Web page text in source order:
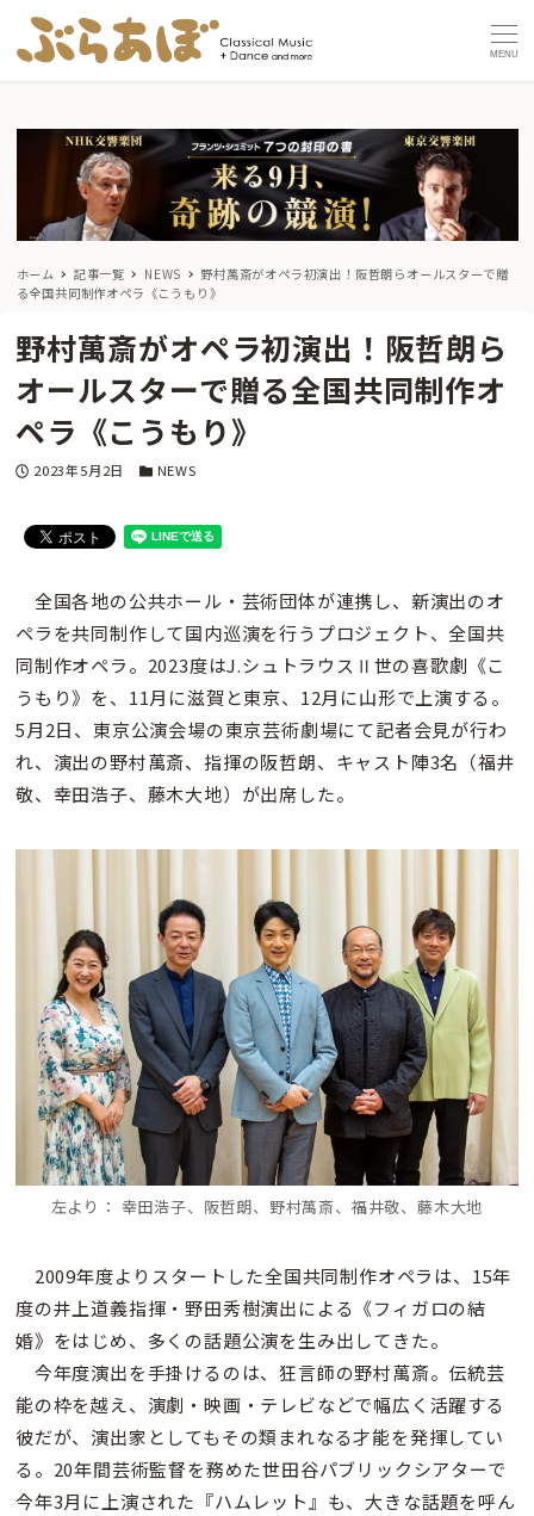
MENU
ホーム 記事一覧 NEWS
野村萬斎がオペラ初演出！阪哲朗らオールスターで贈
る全国共同制作オペラ《こうもり》
野村萬斎がオペラ初演出！阪哲朗ら
オールスターで贈る全国共同制作オ
ペラ《こうもり》
投稿日
2023年5月2日 カテゴリー
NEWS
全国各地の公共ホール・芸術団体が連携し、新演出のオ
ペラを共同制作して国内巡演を行うプロジェクト、全国共
同制作オペラ。2023度はJ.シュトラウスⅡ世の喜歌劇《こ
うもり》を、11月に滋賀と東京、12月に山形で上演する。
5月2日、東京公演会場の東京芸術劇場にて記者会見が行わ
れ、演出の野村萬斎、指揮の阪哲朗、キャスト陣3名（福井
敬、幸田浩子、藤木大地）が出席した。
左より： 幸田浩子、阪哲朗、野村萬斎、福井敬、藤木大地
2009年度よりスタートした全国共同制作オペラは、15年
度の井上道義指揮・野田秀樹演出による《フィガロの結
婚》をはじめ、多くの話題公演を生み出してきた。
今年度演出を手掛けるのは、狂言師の野村萬斎。伝統芸
能の枠を越え、演劇・映画・テレビなどで幅広く活躍する
彼だが、演出家としてもその類まれなる才能を発揮してい
る。20年間芸術監督を務めた世田谷パブリックシアターで
今年3月に上演された『ハムレット』も、大きな話題を呼ん